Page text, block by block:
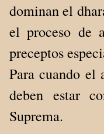
dominan el
el proceso de
preceptos
Para cuando el
deben estar
Suprema.